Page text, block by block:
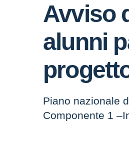
Avviso
alunni
Piano nazionale
Componente 1